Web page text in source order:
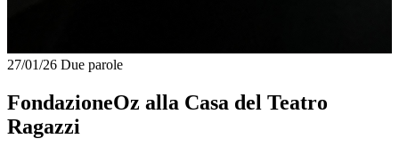
27/01/26 Due parole
FondazioneOz alla Casa del Teatro
Ragazzi